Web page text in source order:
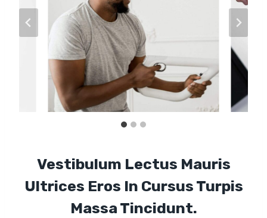
Vestibulum Lectus Mauris
Ultrices Eros In Cursus Turpis
Massa Tincidunt.